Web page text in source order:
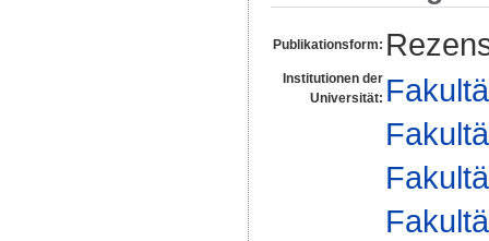
Publikationsform:
Institutionen der
Universität: